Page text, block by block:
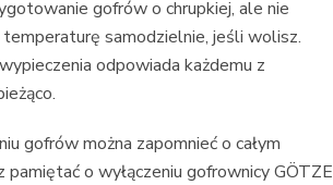
gofrów o chrupkiej, ale nie
samodzielnie, jeśli wolisz.
odpowiada każdemu z
gofrów można zapomnieć o całym
o wyłączeniu gofrownicy GÖTZE